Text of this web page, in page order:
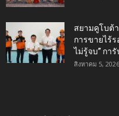
สยามคูโบต้
การขายไร้ร
ไม่รู้จบ” กา
สิงหาคม 5, 2026